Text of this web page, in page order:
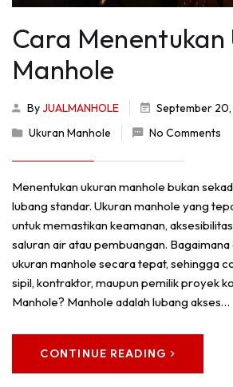
Cara Menentukan
Manhole
ByJUALMANHOLE
September
Ukuran Manhole
No Comments
Menentukan ukuran manhole bukan
lubang standar. Ukuran manhole yang
untuk memastikan keamanan,
saluran air atau pembuangan.
ukuran manhole secara tepat, sehingga
sipil, kontraktor, maupun pemilik proyek
Manhole? Manhole adalah lubang akses…
CONTINUE READING